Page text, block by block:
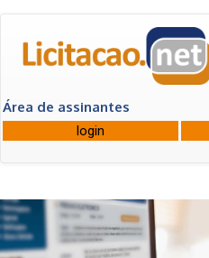
Área de assinantes